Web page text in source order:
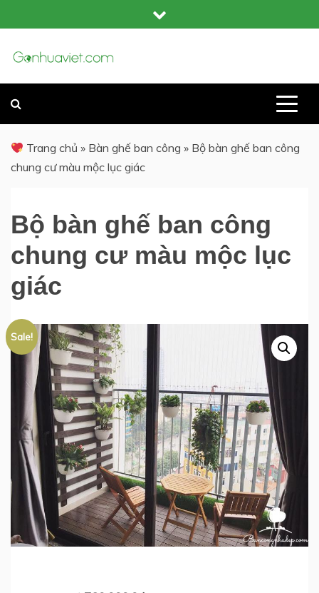
to
GỖ NHỰA VIỆT
Trang chủ » Bàn ghế ban công » Bộ bàn ghế ban công
chung cư màu mộc lục giác
Bộ bàn ghế ban công
chung cư màu mộc lục
giác
Sale!